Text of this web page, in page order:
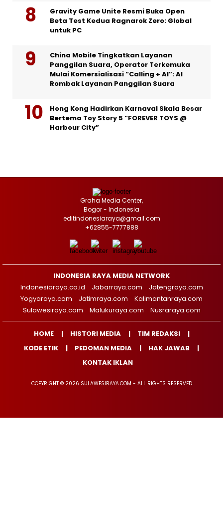
Gravity Game Unite Resmi Buka Open
Beta Test Kedua Ragnarok Zero: Global
untuk PC
China Mobile Tingkatkan Layanan
Panggilan Suara, Operator Terkemuka
Mulai Komersialisasi “Calling + AI”: AI
Rombak Layanan Panggilan Suara
Hong Kong Hadirkan Karnaval Skala Besar
Bertema Toy Story 5 “FOREVER TOYS @
Harbour City”
Graha Media Center,
Bogor - Indonesia
editindonesiaraya@gmail.com
+62855-7777888
INDONESIA RAYA MEDIA NETWORK
Indonesiaraya.co.id
Jabarraya.com
Jatengraya.com
Yogyaraya.com
Jatimraya.com
Kalimantanraya.com
Sulawesiraya.com
Malukuraya.com Nusraraya.com
HOME HISTORI MEDIA
TIM REDAKSI
KODE ETIK
PEDOMAN MEDIA
HAK JAWAB
KONTAK IKLAN
COPYRIGHT © 2026 SULAWESIRAYA.COM - ALL RIGHTS RESERVED